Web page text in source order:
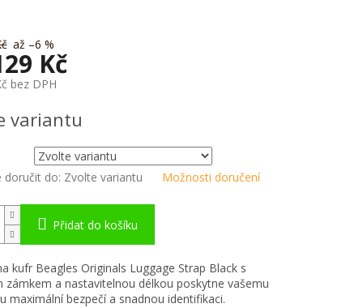
až –6 %
Kč
bez DPH
variantu
doručit do: Zvolte variantu Možnosti doručení
Přidat do košíku
kufr Beagles Originals Luggage Strap Black s
zámkem a nastavitelnou délkou poskytne vašemu
maximální bezpečí a snadnou identifikaci.